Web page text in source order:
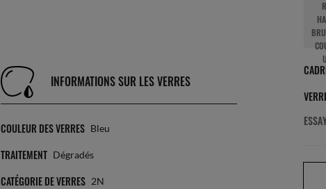
INFORMATIONS SUR LES VERRES
COULEUR DES VERRES Bleu
TRAITEMENT Dégradés
CATÉGORIE DE VERRES 2N